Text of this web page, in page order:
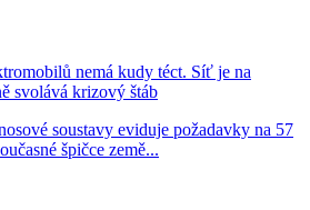
nemá kudy téct. Síť je na
svolává krizový štáb
soustavy eviduje požadavky na 57
špičce země...